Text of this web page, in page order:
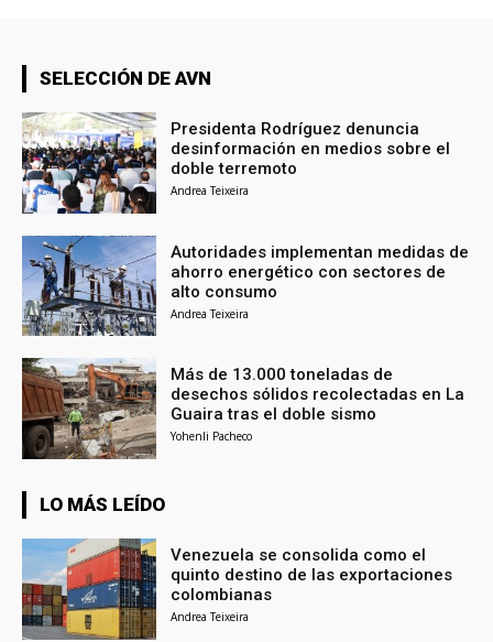
SELECCIÓN DE AVN
Presidenta Rodríguez denuncia
desinformación en medios sobre el
doble terremoto
Andrea Teixeira
Autoridades implementan medidas de
ahorro energético con sectores de
alto consumo
Andrea Teixeira
Más de 13.000 toneladas de
desechos sólidos recolectadas en La
Guaira tras el doble sismo
Yohenli Pacheco
LO MÁS LEÍDO
Venezuela se consolida como el
quinto destino de las exportaciones
colombianas
Andrea Teixeira